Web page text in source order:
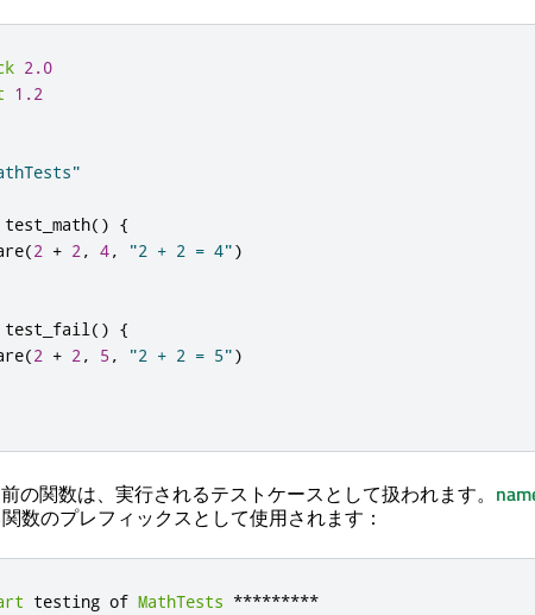
2.0
1.2
test_math() {
(2 + 2, 4, "2 + 2 = 4")
test_fail() {
(2 + 2, 5, "2 + 2 = 5")
の関数は、実行されるテストケースとして扱われます。
数のプレフィックスとして使用されます：
testing of MathTests *********